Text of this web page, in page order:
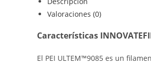
Valoraciones (0)
Características
El PEI ULTEM™9085 es un